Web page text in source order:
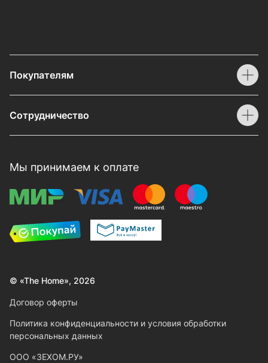
Покупателям
Сотрудничество
Мы принимаем к оплате
© «The Home», 2026
Договор оферты
Политика конфиденциальности и условия обработки
персональных данных
ООО «ЗЕХОМ.РУ»